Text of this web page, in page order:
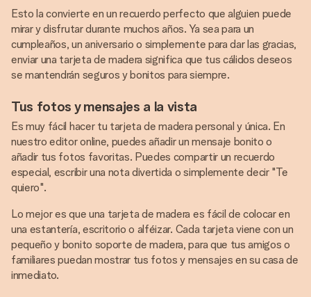
Esto la convierte en un recuerdo perfecto que alguien puede
mirar y disfrutar durante muchos años. Ya sea para un
cumpleaños, un aniversario o simplemente para dar las gracias,
enviar una tarjeta de madera significa que tus cálidos deseos
se mantendrán seguros y bonitos para siempre.
Tus fotos y mensajes a la vista
Es muy fácil hacer tu tarjeta de madera personal y única. En
nuestro editor online, puedes añadir un mensaje bonito o
añadir tus fotos favoritas. Puedes compartir un recuerdo
especial, escribir una nota divertida o simplemente decir "Te
quiero".
Lo mejor es que una tarjeta de madera es fácil de colocar en
una estantería, escritorio o alféizar. Cada tarjeta viene con un
pequeño y bonito soporte de madera, para que tus amigos o
familiares puedan mostrar tus fotos y mensajes en su casa de
inmediato.